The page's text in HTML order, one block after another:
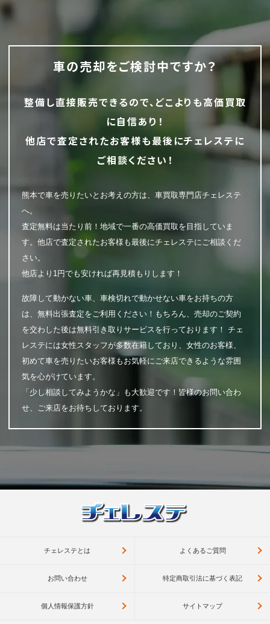
車の売却をご検討中ですか？
整備し直接販売できるので、どこよりも高価買取
に自信あり！
他店で査定されたお客様も最後にチェレステに
ご相談ください！
熊本で車を売りたいとお考えの方は、車買取専門店チェレステ
へ。
査定無料は当たり前！地域で一番の高価買取を目指していま
す。他店で査定されたお客様も最後にチェレステにご相談くだ
さい。
他店より1円でも安ければ再見積もりします！
故障して動かない車、車検切れで動かせない車をお持ちの方
は、無料出張査定をご利用ください！もちろん、売却のご契約
を交わした後は無料引き取りサービスを行っております！ チェ
レステには女性スタッフが多数在籍しており、女性のお客様、
初めて車を売りたいお客様もお気軽にご来店できるような雰囲
気を心がけています。
「少し相談してみようかな」も大歓迎です！皆様のお問い合わ
せ、ご来店をお待ちしております。
チェレステとは よくあるご質問
お問い合わせ 特定商取引法に基づく表記
個人情報保護方針 サイトマップ